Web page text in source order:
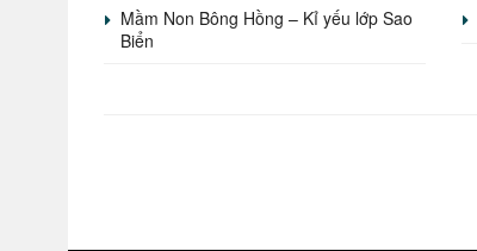
Mầm Non Bông Hồng – Kỉ yếu lớp Sao
Biển